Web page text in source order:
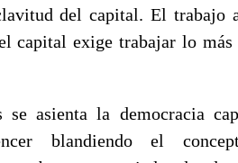
del capital. El trabajo
capital exige trabajar lo más
se asienta la democracia
blandiendo el